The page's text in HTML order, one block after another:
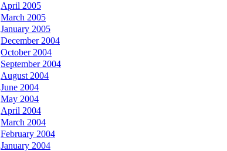
April 2005
March 2005
January 2005
December 2004
October 2004
September 2004
August 2004
June 2004
May 2004
April 2004
March 2004
February 2004
January 2004